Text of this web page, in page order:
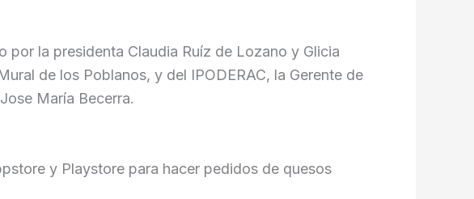
la presidenta Claudia Ruíz de Lozano y Glicia
de los Poblanos, y del IPODERAC, la Gerente de
María Becerra.
y Playstore para hacer pedidos de quesos